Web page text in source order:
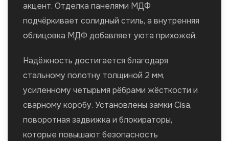
акцент. Отделка панелями МДФ
подчёркивает солидный стиль, а внутренняя
облицовка МДФ добавляет уюта прихожей.
Надёжность достигается благодаря
стальному полотну толщиной 2 мм,
усиленному четырьмя рёбрами жёсткости и
сварному коробу. Установлены замки Cisa,
поворотная задвижка и блокираторы,
которые повышают безопасность